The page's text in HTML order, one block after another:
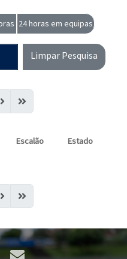
24 horas em equipas
Limpar Pesquisa
Escalão Estado